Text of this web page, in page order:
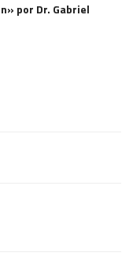
por Dr. Gabriel